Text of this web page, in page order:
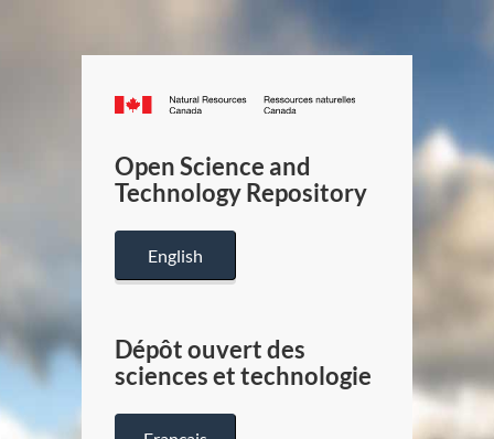
Canada.ca
/
Canada
Open Science and
Technology Repository
English
Dépôt ouvert des
sciences et technologie